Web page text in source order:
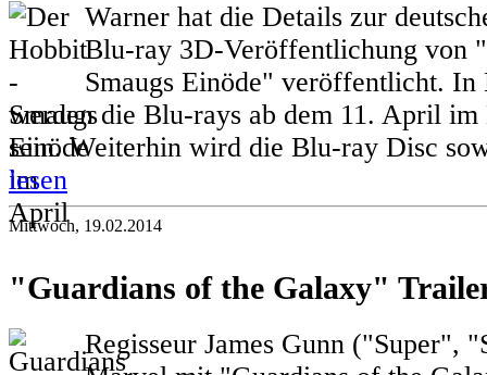
Warner hat die Details zur
Blu-ray 3D-Veröffentlichung von
Smaugs Einöde" veröffentlicht. In
werden die Blu-rays ab dem 11. April
sein. Weiterhin wird die Blu-ray Disc
lesen
Mittwoch, 19.02.2014
"Guardians of the Galaxy"
Regisseur James Gunn ("Super",